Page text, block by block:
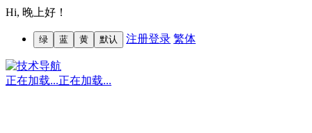
Hi, 晚上好！
绿 蓝 黄 默认 注册登录 繁体
正在加载...正在加载...